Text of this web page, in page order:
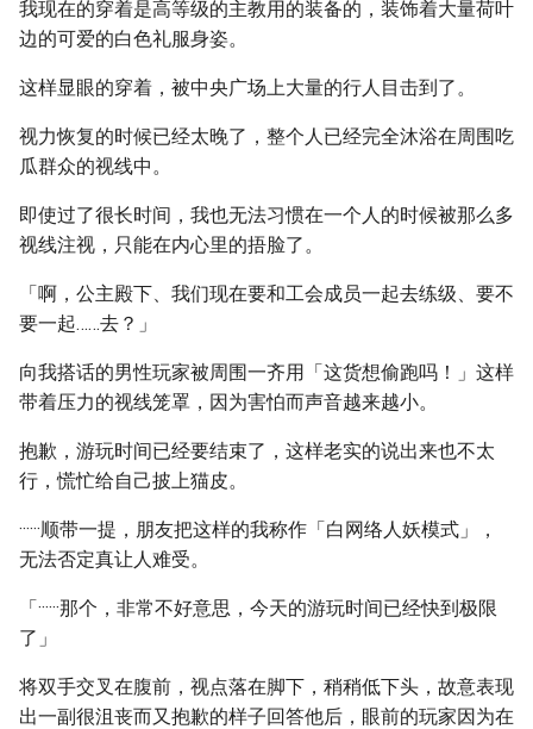
我现在的穿着是高等级的主教用的装备的，装饰着大量荷叶
边的可爱的白色礼服身姿。
这样显眼的穿着，被中央广场上大量的行人目击到了。
视力恢复的时候已经太晚了，整个人已经完全沐浴在周围吃
瓜群众的视线中。
即使过了很长时间，我也无法习惯在一个人的时候被那么多
视线注视，只能在内心里的捂脸了。
「啊，公主殿下、我们现在要和工会成员一起去练级、要不
要一起……去？」
向我搭话的男性玩家被周围一齐用「这货想偷跑吗！」这样
带着压力的视线笼罩，因为害怕而声音越来越小。
抱歉，游玩时间已经要结束了，这样老实的说出来也不太
行，慌忙给自己披上猫皮。
······顺带一提，朋友把这样的我称作「白网络人妖模式」，
无法否定真让人难受。
「······那个，非常不好意思，今天的游玩时间已经快到极限
了」
将双手交叉在腹前，视点落在脚下，稍稍低下头，故意表现
出一副很沮丧而又抱歉的样子回答他后，眼前的玩家因为在